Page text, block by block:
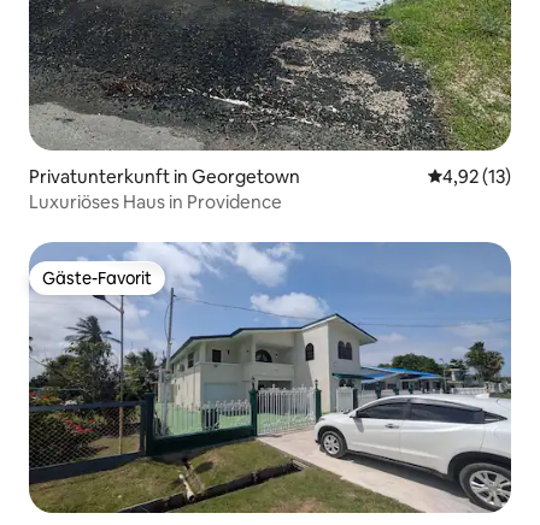
Privatunterkunft in Georgetown
4,92 (13)
Luxuriöses Haus in Providence
Gäste-Favorit
Gäste-Favorit